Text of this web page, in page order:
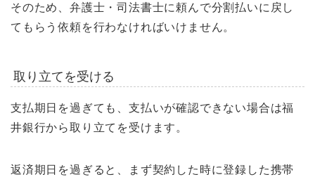
そのため、弁護士・司法書士に頼んで分割払いに戻し
てもらう依頼を行わなければいけません。
取り立てを受ける
支払期日を過ぎても、支払いが確認できない場合は福
井銀行から取り立てを受けます。
返済期日を過ぎると、まず契約した時に登録した携帯